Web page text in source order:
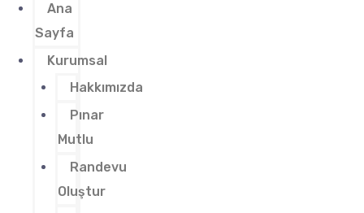
Ana
Sayfa
Kurumsal
Hakkımızda
Pınar
Mutlu
Randevu
Oluştur